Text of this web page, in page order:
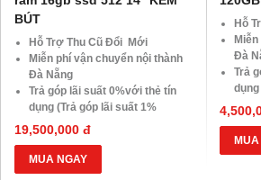
BÚT
Hỗ Trợ Thu Cũ Đổi Mới
Miễn phí vận chuyển nội thành
Đà Nẵng
Trả góp lãi suất 0%với thẻ tín
dụng (Trả góp lãi suất 1%
HDsaison - chỉ cần CMND
BLX hoặc hộ khẩu gốc )
Giảm 20%khi nâng cấp Ram-
SSD
19,500,000 đ
MUA NGAY
Hỗ
Đà
Trả
SSD